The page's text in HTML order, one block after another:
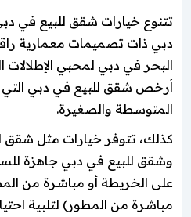
تتنوع خيارات شقق للبيع في
دبي ذات تصميمات معمارية
البحر في دبي لمحبي الإطلالات
أرخص شقق للبيع في دبي التي
المتوسطة والصغيرة.
كذلك، تتوفر خيارات مثل شقق
وشقق للبيع في دبي جاهزة
على الخريطة أو مباشرة من
مباشرة من المطور) لتلبية